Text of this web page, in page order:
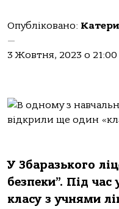
Опубліковано:
—
3 Жовтня, 2023 о 21:00
У Збаразького
безпеки”. Під
класу з учнями